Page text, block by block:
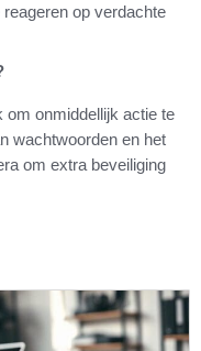
op verdachte
om onmiddellijk actie te
wachtwoorden en het
om extra beveiliging